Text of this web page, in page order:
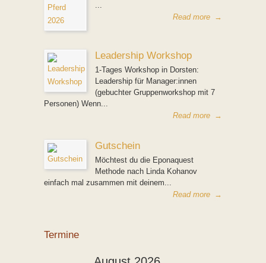
...
Read more →
Leadership Workshop
1-Tages Workshop in Dorsten:
Leadership für Manager:innen
(gebuchter Gruppenworkshop mit 7
Personen) Wenn...
Read more →
Gutschein
Möchtest du die Eponaquest
Methode nach Linda Kohanov
einfach mal zusammen mit deinem...
Read more →
Termine